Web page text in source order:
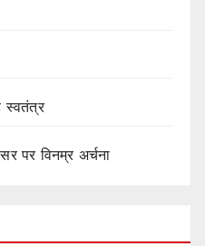
स्वतंत्र
पर विनम्र अर्चना